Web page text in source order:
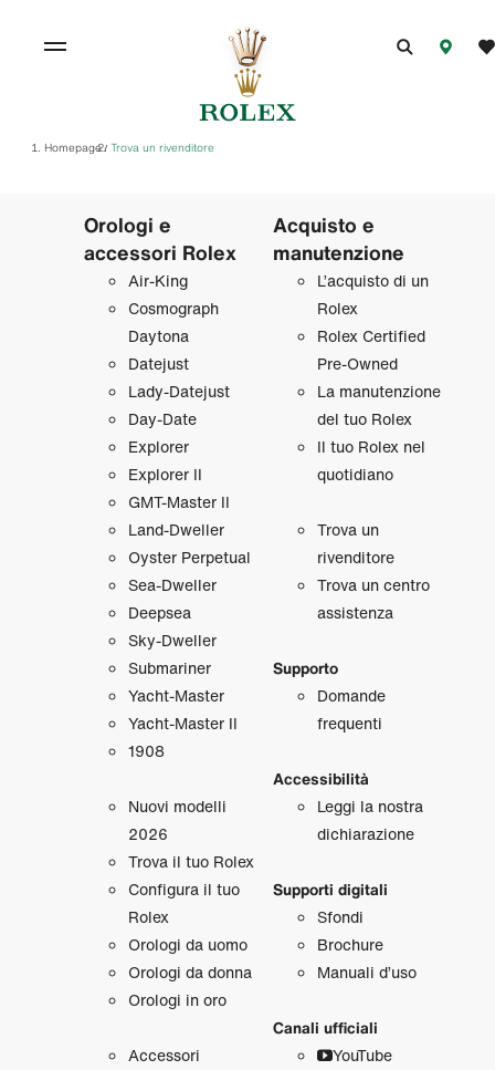
Homepage/ Trova un rivenditore
Orologi e
accessori Rolex
Air‑King
Cosmograph
Daytona
Datejust
Lady‑Datejust
Day‑Date
Explorer
Explorer II
GMT‑Master II
Land‑Dweller
Oyster Perpetual
Sea‑Dweller
Deepsea
Sky‑Dweller
Submariner
Yacht‑Master
Yacht‑Master II
1908
Nuovi modelli
2026
Trova il tuo Rolex
Configura il tuo
Rolex
Orologi da uomo
Orologi da donna
Orologi in oro
Accessori
Acquisto e
manutenzione
L’acquisto di un
Rolex
Rolex Certified
Pre‑Owned
La manutenzione
del tuo Rolex
Il tuo Rolex nel
quotidiano
Trova un
rivenditore
Trova un centro
assistenza
Supporto
Domande
frequenti
Accessibilità
Leggi la nostra
dichiarazione
Supporti digitali
Sfondi
Brochure
Manuali d’uso
Canali ufficiali
YouTube